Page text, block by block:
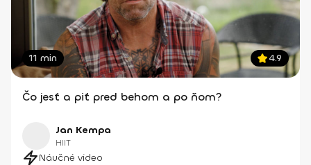
11 min 4.9
Čo jesť a piť pred behom a po ňom?
Jan Kempa
HIIT
Náučné video